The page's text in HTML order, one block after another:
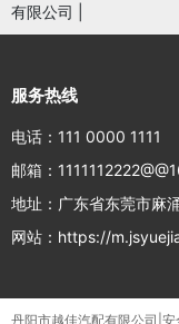
有限公司
服务热线
电话：111 0000 1111
邮箱：
地址：广东省东莞市麻
网站：https://
丹阳市越佳汽配有限公司|